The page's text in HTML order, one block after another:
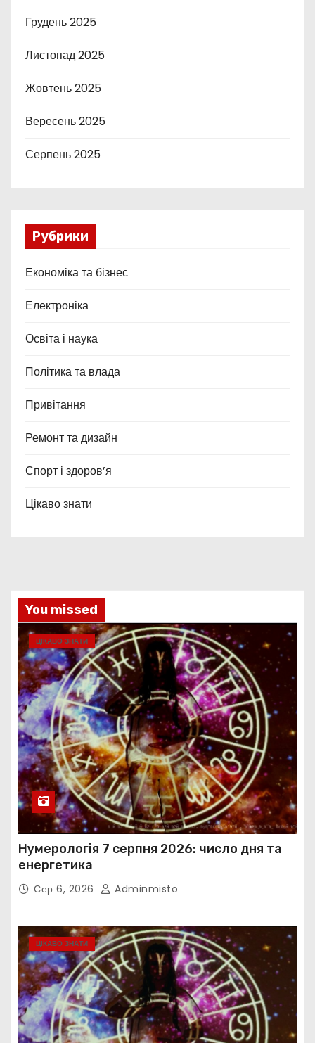
Грудень 2025
Листопад 2025
Жовтень 2025
Вересень 2025
Серпень 2025
Рубрики
Економіка та бізнес
Електроніка
Освіта і наука
Політика та влада
Привітання
Ремонт та дизайн
Спорт і здоров’я
Цікаво знати
You missed
ЦІКАВО ЗНАТИ
Нумерологія 7 серпня 2026: число дня та
енергетика
Сер 6, 2026 Adminmisto
ЦІКАВО ЗНАТИ